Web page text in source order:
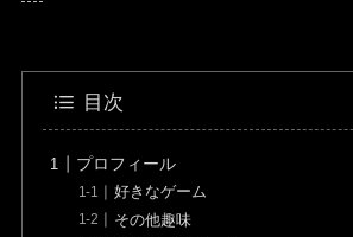
目次
プロフィール
好きなゲーム
その他趣味